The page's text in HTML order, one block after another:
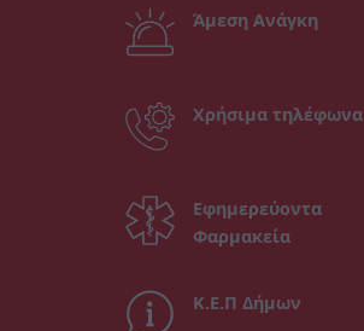
Άμεση Ανάγκη
Χρήσιμα τηλέφωνα
Εφημερεύοντα
Φαρμακεία
Κ.Ε.Π Δήμων